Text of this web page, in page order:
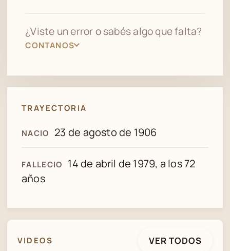
¿Viste un error o sabés algo que falta?
CONTANOS
TRAYECTORIA
NACIO 23 de agosto de 1906
FALLECIO
14 de abril de 1979, a los 72
años
VIDEOS VER TODOS